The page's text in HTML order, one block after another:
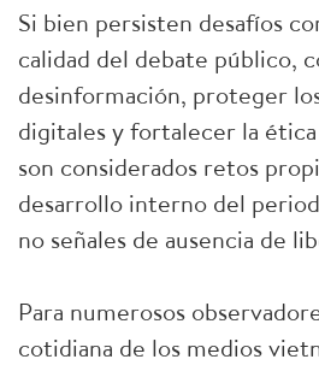
Si bien persisten desafíos
calidad del debate público,
desinformación, proteger
digitales y fortalecer la
son considerados retos
desarrollo interno del
no señales de ausencia de
Para numerosos
cotidiana de los medios